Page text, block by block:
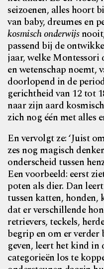
seizoenen, alles hoort
van baby, dreumes en
kosmisch onderwijs
passend bij de
jaar, welke Montessori
en wetenschap noemt,
doorlopend in de
gerichtheid van 12 tot
naar zijn aard
zich nog één met alles
En vervolgt ze: ‘Juist
zes nog magisch
onderscheid tussen
Een voorbeeld: eerst
poten als dier. Dan
tussen katten, honden,
dat er verschillende
retrievers, teckels,
begrip en om er verder
geven, leert het kind in
categorieën los te